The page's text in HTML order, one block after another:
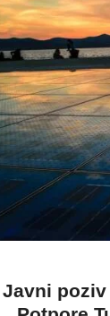
Javni poziv